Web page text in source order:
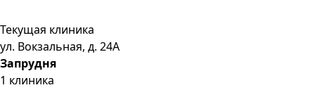
Текущая клиника
ул. Вокзальная, д. 24А
Запрудня
1 клиника